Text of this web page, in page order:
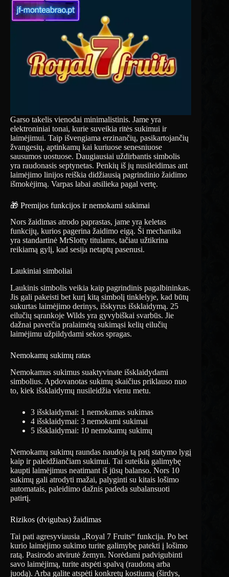
Garso takelis vienodai minimalistinis. Jame yra
elektroniniai tonai, kurie suveikia ritės sukimui ir
laimėjimui. Taip išvengiama erzinančių, pasikartojančių
žvangesių, aptinkamų kai kuriuose senesniuose
sausumos uostuose. Daugiausiai uždirbantis simbolis
yra raudonasis septynetas. Penkių iš jų nusileidimas ant
laimėjimo linijos reiškia didžiausią pagrindinio žaidimo
išmokėjimą. Varpas labai atsilieka pagal vertę.
🎁 Premijos funkcijos ir nemokami sukimai
Nors žaidimas atrodo paprastas, jame yra keletas
funkcijų, kurios pagerina žaidimo eigą. Ši mechanika
yra standartinė MrSlotty titulams, tačiau užtikrina
reikiamą gylį, kad sesija netaptų pasenusi.
Laukiniai simboliai
Laukinis simbolis veikia kaip pagrindinis pagalbininkas.
Jis gali pakeisti bet kurį kitą simbolį tinklelyje, kad būtų
sukurtas laimėjimo derinys, išskyrus išsklaidymą. 25
eilučių sąrankoje Wilds yra gyvybiškai svarbūs. Jie
dažnai paverčia pralaimėtą sukimąsi kelių eilučių
laimėjimu užpildydami sekos spragas.
Nemokamų sukimų ratas
Nemokamus sukimus suaktyvinate išsklaidydami
simbolius. Apdovanotas sukimų skaičius priklauso nuo
to, kiek išsklaidymų nusileidžia vienu metu.
3 išsklaidymai: 1 nemokamas sukimas
4 išsklaidymai: 3 nemokami sukimai
5 išsklaidymai: 10 nemokamų sukimų
Nemokamų sukimų raundas naudoja tą patį statymo lygį
kaip ir paleidžiančiam sukimui. Tai suteikia galimybę
kaupti laimėjimus neatimant iš jūsų balanso. Nors 10
sukimų gali atrodyti mažai, palyginti su kitais lošimo
automatais, paleidimo dažnis padeda subalansuoti
patirtį.
Rizikos (dvigubas) žaidimas
Tai pati agresyviausia „Royal 7 Fruits“ funkcija. Po bet
kurio laimėjimo sukimo turite galimybę patekti į lošimo
ratą. Pasirodo atvirutė žemyn. Norėdami padvigubinti
savo laimėjimą, turite atspėti spalvą (raudoną arba
juodą). Arba galite atspėti konkretų kostiumą (širdys,